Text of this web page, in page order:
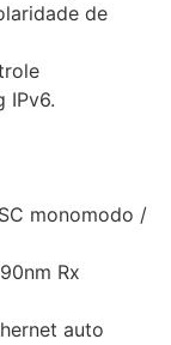
de
IPv6.
monomodo /
Rx
auto